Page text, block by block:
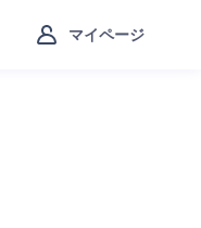
マイページ